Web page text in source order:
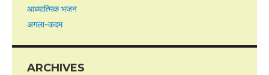
आध्यात्मिक भजन
अगला-कदम
ARCHIVES